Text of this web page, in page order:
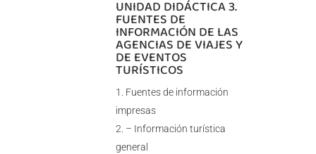
UNIDAD DIDÁCTICA 3.
FUENTES DE
INFORMACIÓN DE LAS
AGENCIAS DE VIAJES Y
DE EVENTOS
TURÍSTICOS
Fuentes de información
impresas
– Información turística
general